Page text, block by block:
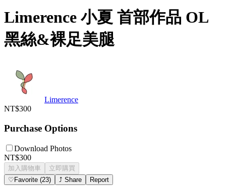
Limerence 小夏 首部作品 OL
黑絲&裸足美腿
Limerence
NT$300
Purchase Options
Download Photos
NT$300
加入購物車
立即購買
♡ Favorite (23) ⤴ Share Report